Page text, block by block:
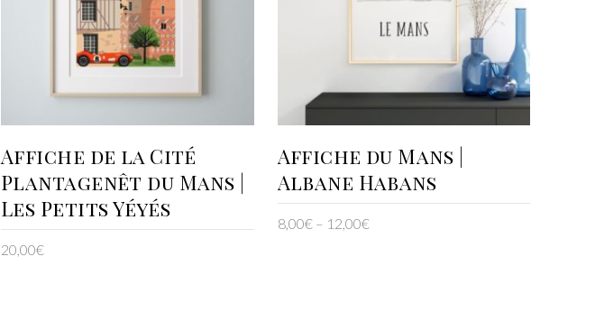
LIRE LA SUITE
Affiche de la Cité
Plantagenêt du Mans |
Les Petits Yéyés
20,00€
CHOIX DES OPTIONS
Affiche du Mans |
Albane Habans
8,00€– 12,00€